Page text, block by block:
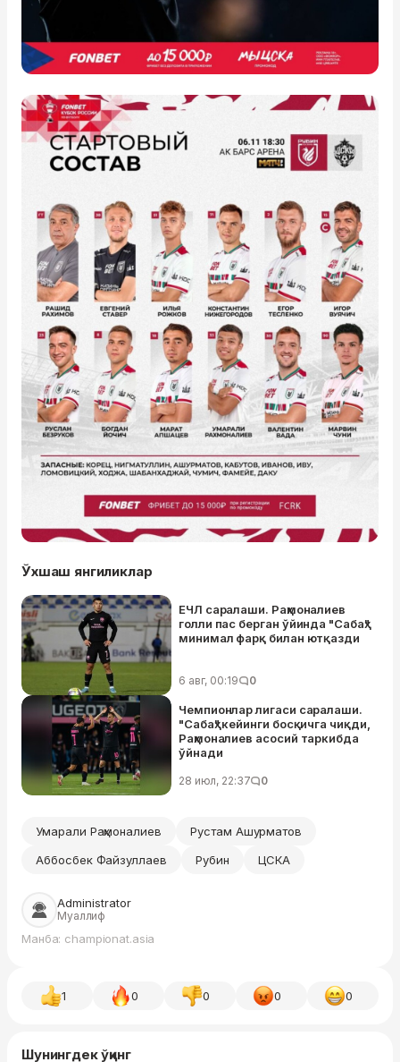
Ўхшаш янгиликлар
ЕЧЛ саралаши. Раҳмоналиев
голли пас берган ўйинда "Сабаҳ"
минимал фарқ билан ютқазди
6 авг, 00:19 0
Чемпионлар лигаси саралаши.
"Сабаҳ" кейинги босқичга чиқди,
Раҳмоналиев асосий таркибда
ўйнади
28 июл, 22:37 0
Умарали Раҳмоналиев
Рустам Ашурматов
Аббосбек Файзуллаев
Рубин ЦСКА
Administrator
Муаллиф
Манба: championat.asia
1 0 0 0 0
Шунингдек ўқинг